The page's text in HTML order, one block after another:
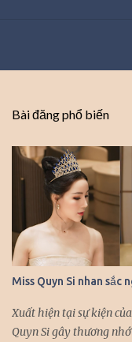
Bài đăng phổ biến
Miss Quyn Si nhan sắc
Xuất hiện tại sự kiện
Quyn Si gây thương